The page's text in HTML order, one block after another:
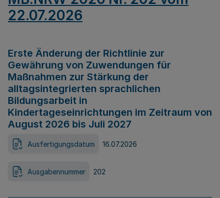
22.07.2026
Erste Änderung der Richtlinie zur
Gewährung von Zuwendungen für
Maßnahmen zur Stärkung der
alltagsintegrierten sprachlichen
Bildungsarbeit in
Kindertageseinrichtungen im Zeitraum von
August 2026 bis Juli 2027
Ausfertigungsdatum 16.07.2026
Ausgabennummer 202